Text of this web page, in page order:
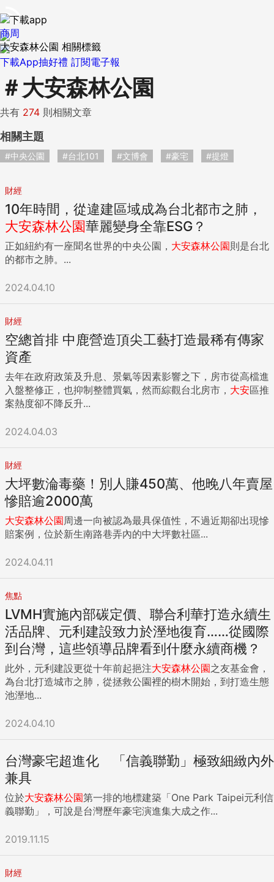
下載App抽好禮 訂閱電子報
商周
大安森林公園 相關標籤
＃ 大安森林公園
共有 274 則相關文章
相關主題
#中央公園 #台北101 #文博會 #豪宅 #提燈
財經
10年時間，從違建區域成為台北都市之肺，
大安森林公園華麗變身全靠ESG？
正如紐約有一座聞名世界的中央公園， 大安森林公園則是台北
的都市之肺。...
2024.04.10
財經
空總首排 中鹿營造頂尖工藝打造最稀有傳家
資產
去年在政府政策及升息、景氣等因素影響之下，房市從高檔進
入盤整修正，也抑制整體買氣，然而綜觀台北房市， 大安區推
案熱度卻不降反升...
2024.04.03
財經
大坪數淪毒藥！別人賺450萬、他晚八年賣屋
慘賠逾2000萬
大安森林公園周邊一向被認為最具保值性，不過近期卻出現慘
賠案例，位於新生南路巷弄內的中大坪數社區...
2024.04.11
焦點
LVMH實施內部碳定價、聯合利華打造永續生
活品牌、元利建設致力於溼地復育……從國際
到台灣，這些領導品牌看到什麼永續商機？
此外，元利建設更從十年前起挹注大安森林公園之友基金會，
為台北打造城市之肺，從拯救公園裡的樹木開始，到打造生態
池溼地...
2024.04.10
台灣豪宅超進化 「信義聯勤」極致細緻內外
兼具
位於大安森林公園第一排的地標建築「One Park Taipei元利信
義聯勤」，可說是台灣歷年豪宅演進集大成之作...
2019.11.15
財經